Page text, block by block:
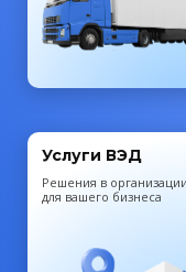
Услуги ВЭД
Решения в
для вашего бизнеса